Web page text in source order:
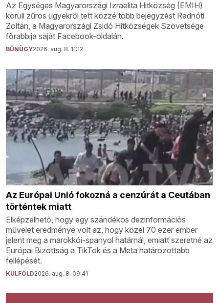
Az Egységes Magyarországi Izraelita Hitközség (EMIH)
körüli zűrös ügyekről tett közzé több bejegyzést Radnóti
Zoltán, a Magyarországi Zsidó Hitközségek Szövetsége
főrabbija saját Facebook-oldalán.
BŰNÜGY2026. aug. 8. 11:12
Az Európai Unió fokozná a cenzúrát a Ceutában
történtek miatt
Elképzelhető, hogy egy szándékos dezinformációs
művelet eredménye volt az, hogy közel 70 ezer ember
jelent meg a marokkói-spanyol határnál, emiatt szeretné az
Európai Bizottság a TikTok és a Meta határozottabb
fellépését.
KÜLFÖLD2026. aug. 8. 09:41